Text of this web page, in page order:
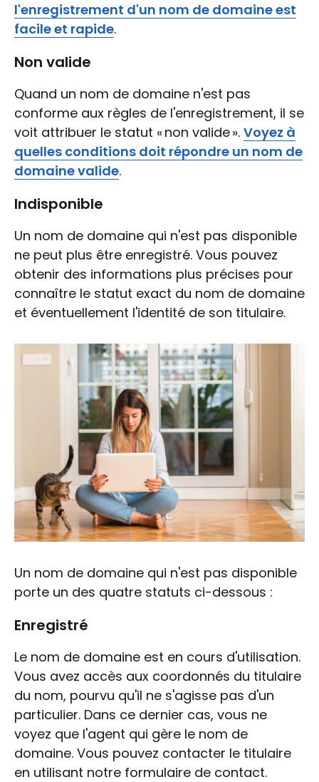
l'enregistrement d'un nom de domaine est
facile et rapide.
Non valide
Quand un nom de domaine n'est pas
conforme aux règles de l'enregistrement, il se
voit attribuer le statut « non valide ». Voyez à
quelles conditions doit répondre un nom de
domaine valide.
Indisponible
Un nom de domaine qui n'est pas disponible
ne peut plus être enregistré. Vous pouvez
obtenir des informations plus précises pour
connaître le statut exact du nom de domaine
et éventuellement l'identité de son titulaire.
Un nom de domaine qui n'est pas disponible
porte un des quatre statuts ci-dessous :
Enregistré
Le nom de domaine est en cours d'utilisation.
Vous avez accès aux coordonnés du titulaire
du nom, pourvu qu'il ne s'agisse pas d'un
particulier. Dans ce dernier cas, vous ne
voyez que l'agent qui gère le nom de
domaine. Vous pouvez contacter le titulaire
en utilisant notre formulaire de contact.